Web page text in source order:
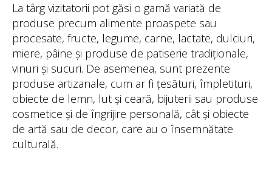
La târg vizitatorii pot găsi o gamă variată de
produse precum alimente proaspete sau
procesate, fructe, legume, carne, lactate, dulciuri,
miere, pâine și produse de patiserie tradiționale,
vinuri și sucuri. De asemenea, sunt prezente
produse artizanale, cum ar fi țesături, împletituri,
obiecte de lemn, lut și ceară, bijuterii sau produse
cosmetice și de îngrijire personală, cât și obiecte
de artă sau de decor, care au o însemnătate
culturală.